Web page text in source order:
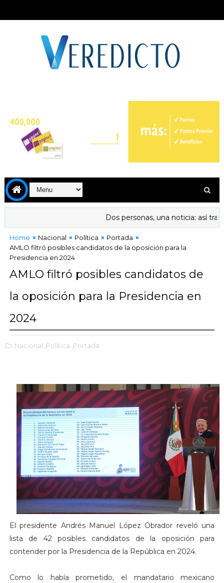
Dos personas, una noticia: así
Home Nacional Política
Portada
AMLO filtró posibles candidatos de la oposición para la
Presidencia en 2024
AMLO filtró posibles candidatos de
la oposición para la Presidencia en
2024
,Nacional ,Política ,Portada
El presidente Andrés Manuel López Obrador reveló una
lista de 42 posibles candidatos de la oposición para
contender por la Presidencia de la República en 2024.
Como lo había prometido, el mandatario mexicano